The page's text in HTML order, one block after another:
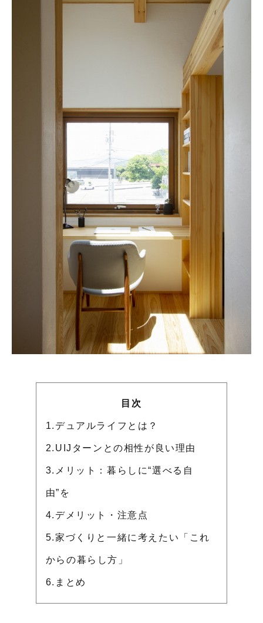
目次
1.デュアルライフとは？
2.UIJターンとの相性が良い理由
3.メリット：暮らしに“選べる自
由”を
4.デメリット・注意点
5.家づくりと一緒に考えたい「これ
からの暮らし方」
6.まとめ